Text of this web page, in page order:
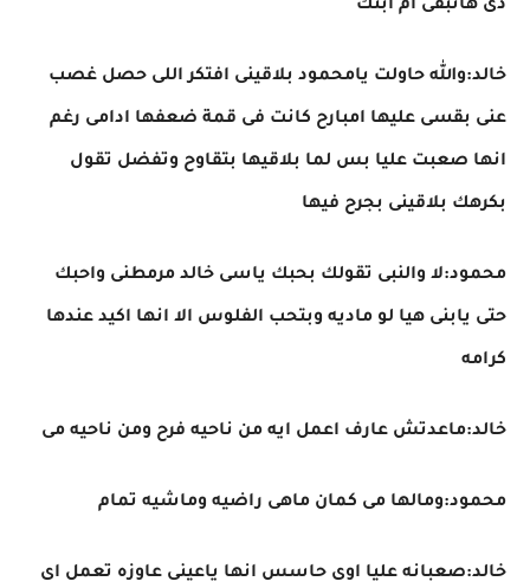
دى هاتبقى ام ابنك
خالد:والله حاولت يامحمود بلاقينى افتكر اللى حصل غصب
عنى بقسى عليها امبارح كانت فى قمة ضعفها ادامى رغم
انها صعبت عليا بس لما بلاقيها بتقاوح وتفضل تقول
بكرهك بلاقينى بجرح فيها
محمود:لا والنبى تقولك بحبك ياسى خالد مرمطنى واحبك
حتى يابنى هيا لو ماديه وبتحب الفلوس الا انها اكيد عندها
كرامه
خالد:ماعدتش عارف اعمل ايه من ناحيه فرح ومن ناحيه مى
محمود:ومالها مى كمان ماهى راضيه وماشيه تمام
خالد:صعبانه عليا اوى حاسس انها ياعينى عاوزه تعمل اى